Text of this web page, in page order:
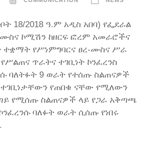
18/2018 ዓ.ም አዲስ አበባ) የፌደራል
ሙስና ኮሚሽን ከዘርፍ ፎረም አመራሮችና
ተቋማት የሥነምግባርና ፀረ-ሙስና ሥራ
ጥራትና ተገቢነት ኮንፈረንስ
ባለትፉት 9 ወራት የተሰጡ ስልጠናዎች
የጠበቁ ናቸው የሚለውን
የሚሰጡ ስልጠናዎች ላይ የጋራ አቅጣጫ
ባለፉት ወራት ሲሰጡ የነበሩ